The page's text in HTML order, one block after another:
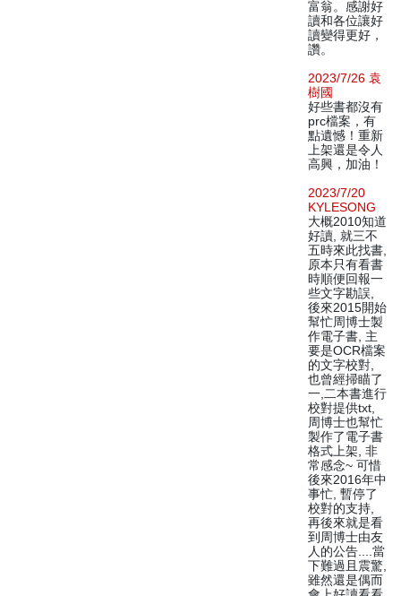
富翁。感謝好
讀和各位讓好
讀變得更好，
讚。
2023/7/26 袁
樹國
好些書都沒有
prc檔案，有
點遺憾！重新
上架還是令人
高興，加油！
2023/7/20
KYLESONG
大概2010知道
好讀, 就三不
五時來此找書,
原本只有看書
時順便回報一
些文字勘誤,
後來2015開始
幫忙周博士製
作電子書, 主
要是OCR檔案
的文字校對,
也曾經掃瞄了
一,二本書進行
校對提供txt,
周博士也幫忙
製作了電子書
格式上架, 非
常感念~ 可惜
後來2016年中
事忙, 暫停了
校對的支持,
再後來就是看
到周博士由友
人的公告....當
下難過且震驚,
雖然還是偶而